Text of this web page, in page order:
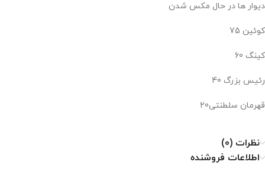
دیوار ها در حال مکس شدن
کوئین 75
کینگ 60
رئیس بزرگ 40
قهرمان سلطنتی20
نظرات (0)
اطلاعات فروشنده